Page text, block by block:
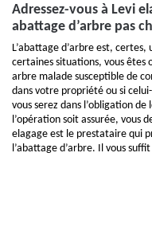
Adressez-vous à Levi
abattage d’arbre pas
L’abattage d’arbre est,
certaines situations, vous êtes
arbre malade susceptible de
dans votre propriété ou si
vous serez dans l’obligation
l’opération soit assurée, vous
elagage est le prestataire qui
l’abattage d’arbre. Il vous